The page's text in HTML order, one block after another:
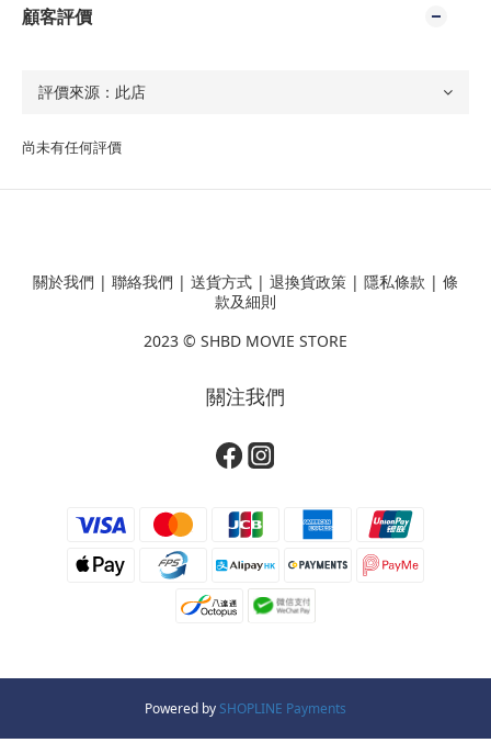
顧客評價
尚未有任何評價
關於我們 | 聯絡我們 | 送貨方式 | 退換貨政策 | 隱私條款 | 條
款及細則
2023 © SHBD MOVIE STORE
關注我們
Powered by SHOPLINE Payments